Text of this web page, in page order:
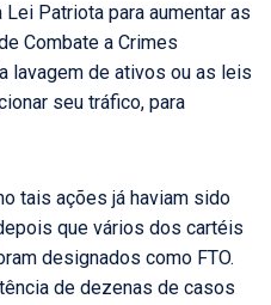
Patriota para aumentar as
Combate a Crimes
lavagem de ativos ou as leis
seu tráfico, para
tais ações já haviam sido
que vários dos cartéis
designados como FTO.
de dezenas de casos